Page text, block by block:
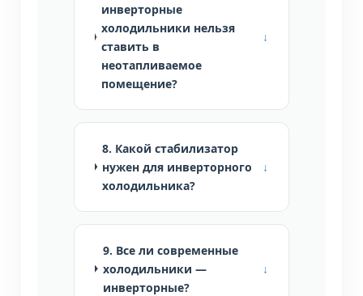
инверторные
холодильники нельзя
ставить в
неотапливаемое
помещение?
8. Какой стабилизатор
нужен для инверторного
холодильника?
9. Все ли современные
холодильники —
инверторные?